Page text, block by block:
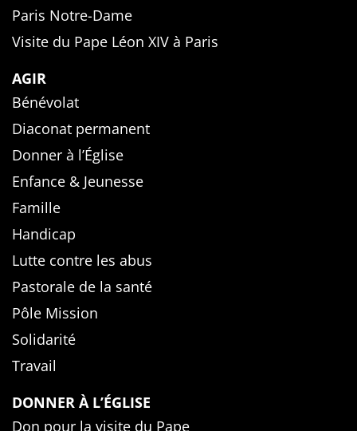
Paris Notre-Dame
Visite du Pape Léon XIV à Paris
AGIR
Bénévolat
Diaconat permanent
Donner à l’Église
Enfance & Jeunesse
Famille
Handicap
Lutte contre les abus
Pastorale de la santé
Pôle Mission
Solidarité
Travail
DONNER À L’ÉGLISE
Don pour la visite du Pape